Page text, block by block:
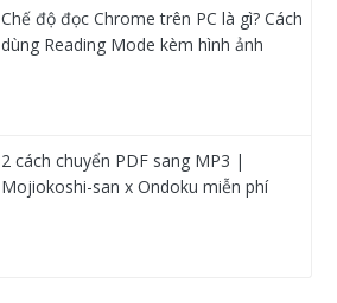
Chế độ đọc Chrome trên PC là gì? Cách
dùng Reading Mode kèm hình ảnh
2 cách chuyển PDF sang MP3 |
Mojiokoshi-san x Ondoku miễn phí